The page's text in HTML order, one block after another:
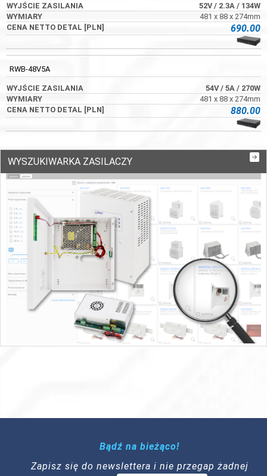
52V/ 2.3A / 134W
481 x 88 x 274mm
690.00
RWB-48V5A
54V/ 5A / 270W
481 x 88 x 274mm
880.00
WYSZUKIWARKA ZASILACZY
Bądź na bieżąco!
Zapisz się do newslettera i nie przegap żadnej